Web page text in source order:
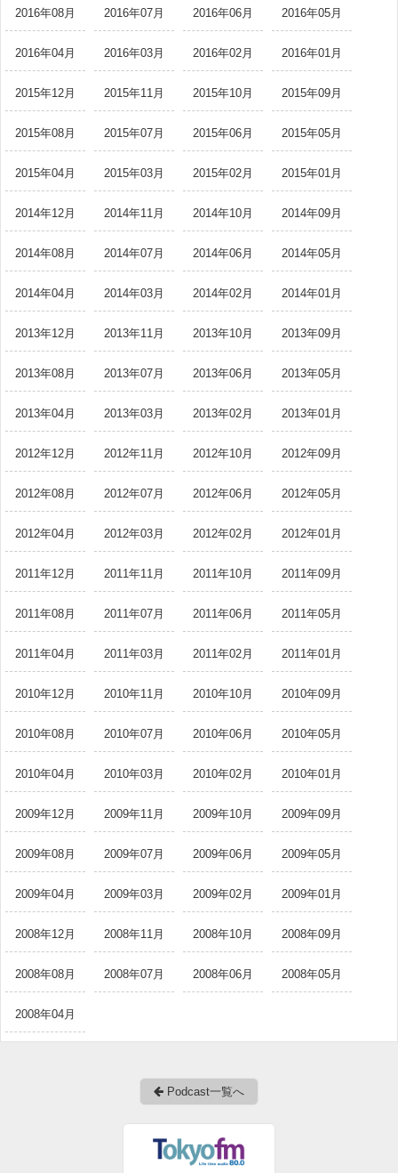
2016年08月 2016年07月 2016年06月 2016年05月
2016年04月 2016年03月 2016年02月 2016年01月
2015年12月 2015年11月 2015年10月 2015年09月
2015年08月 2015年07月 2015年06月 2015年05月
2015年04月 2015年03月 2015年02月 2015年01月
2014年12月 2014年11月 2014年10月 2014年09月
2014年08月 2014年07月 2014年06月 2014年05月
2014年04月 2014年03月 2014年02月 2014年01月
2013年12月 2013年11月 2013年10月 2013年09月
2013年08月 2013年07月 2013年06月 2013年05月
2013年04月 2013年03月 2013年02月 2013年01月
2012年12月 2012年11月 2012年10月 2012年09月
2012年08月 2012年07月 2012年06月 2012年05月
2012年04月 2012年03月 2012年02月 2012年01月
2011年12月 2011年11月 2011年10月 2011年09月
2011年08月 2011年07月 2011年06月 2011年05月
2011年04月 2011年03月 2011年02月 2011年01月
2010年12月 2010年11月 2010年10月 2010年09月
2010年08月 2010年07月 2010年06月 2010年05月
2010年04月 2010年03月 2010年02月 2010年01月
2009年12月 2009年11月 2009年10月 2009年09月
2009年08月 2009年07月 2009年06月 2009年05月
2009年04月 2009年03月 2009年02月 2009年01月
2008年12月 2008年11月 2008年10月 2008年09月
2008年08月 2008年07月 2008年06月 2008年05月
2008年04月
Podcast一覧へ